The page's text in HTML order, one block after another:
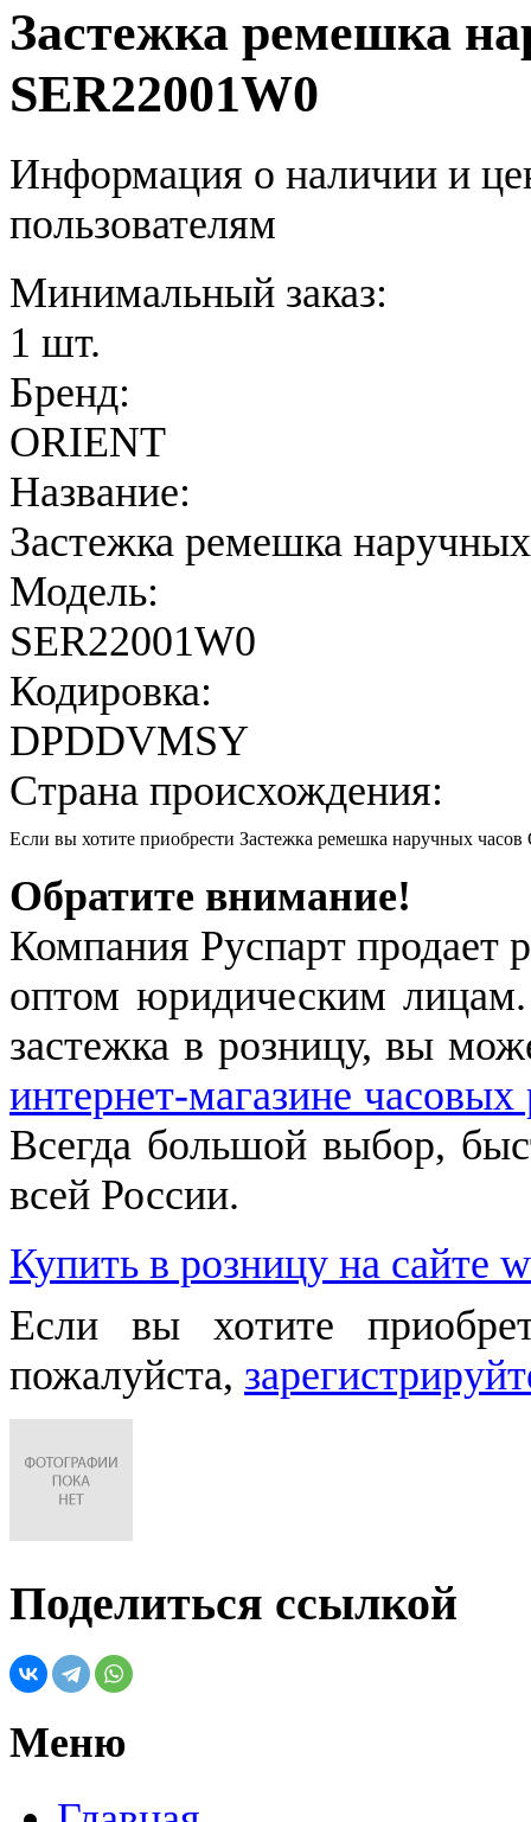
Застежка ремешка
SER22001W0
Информация о наличии и
пользователям
Минимальный заказ:
1 шт.
Бренд:
ORIENT
Название:
Застежка ремешка
Модель:
SER22001W0
Кодировка:
DPDDVMSY
Страна происхождения:
Если вы хотите приобрести Застежка ремешка наручных
Обратите внимание!
Компания Руспарт продает
оптом юридическим
застежка в розницу, вы
интернет-магазине
Всегда большой выбор,
всей России.
Купить в розницу на сайте
Если вы хотите
пожалуйста,
Поделиться ссылкой
Меню